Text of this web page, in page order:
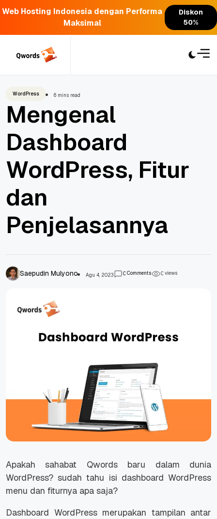
Web Hosting Indonesia dengan Performa
Maksimal
Diskon
50%
WordPress 6 mins read
Mengenal
Dashboard
WordPress, Fitur
dan
Penjelasannya
Saepudin Mulyono Agu 4, 2023 0Comments 0views
Apakah sahabat Qwords baru dalam dunia
WordPress? sudah tahu isi dashboard WordPress
menu dan fiturnya apa saja?
Dashboard WordPress merupakan tampilan antar